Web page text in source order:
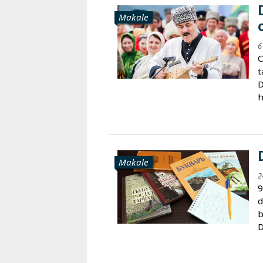
Karaçay-
Çerkes
Krasnodar
Kray
Kuzey
Makale
Makale